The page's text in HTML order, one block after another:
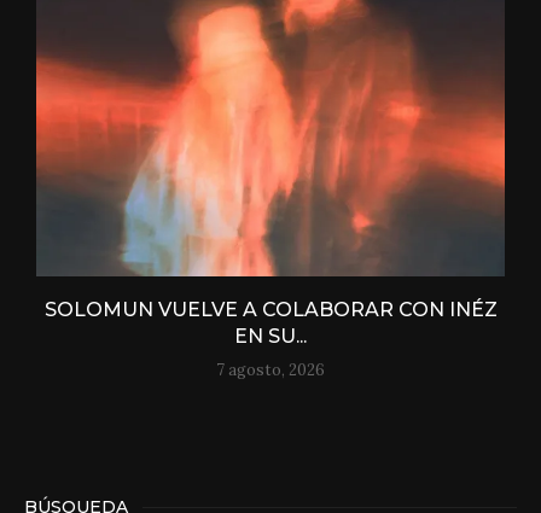
SOLOMUN VUELVE A COLABORAR CON INÉZ
EN SU...
7 agosto, 2026
BÚSQUEDA